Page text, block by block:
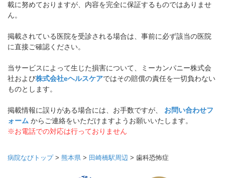
載に努めておりますが、内容を完全に保証するものではありませ
ん。
掲載されている医院を受診される場合は、事前に必ず該当の医院
に直接ご確認ください。
当サービスによって生じた損害について、ミーカンパニー株式会
社および株式会社eヘルスケアではその賠償の責任を一切負わない
ものとします。
掲載情報に誤りがある場合には、お手数ですが、 お問い合わせフ
ォーム からご連絡をいただけますようお願いいたします。
※お電話での対応は行っておりません
病院なびトップ> 熊本県 > 田崎橋駅周辺 > 歯科恐怖症